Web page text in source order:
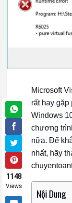
1148
Views
Microsoft
rất hay
Windows
chương
nữa. Để
nhất, hãy
Nội Dung